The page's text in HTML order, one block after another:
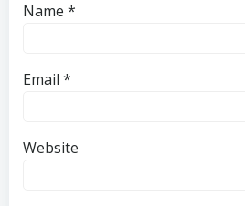
Name *
Email *
Website